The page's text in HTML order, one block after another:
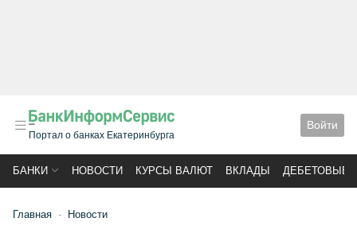
Портал о банках Екатеринбурга
Войти
БАНКИ НОВОСТИ КУРСЫ ВАЛЮТ ВКЛАДЫ ДЕБЕТОВЫЕ
Главная Новости